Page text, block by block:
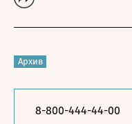
Архив
8-800-444-44-00